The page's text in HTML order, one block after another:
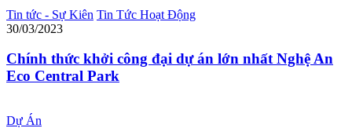
Tin tức - Sự Kiên Tin Tức Hoạt Động
30/03/2023
Chính thức khởi công đại dự án lớn nhất Nghệ An
Eco Central Park
Dự Án